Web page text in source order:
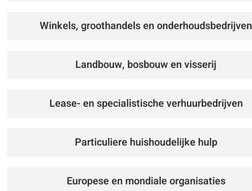
Winkels, groothandels en onderhoudsbedrijven
Landbouw, bosbouw en visserij
Lease- en specialistische verhuurbedrijven
Particuliere huishoudelijke hulp
Europese en mondiale organisaties